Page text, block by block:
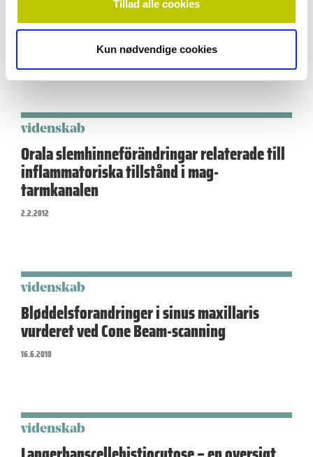
Tillad alle cookies
Kun nødvendige cookies
Några hudsjukdomar och dess orala
manifestationer
videnskab
Orala slemhinneförändringar relaterade till
inflammatoriska tillstånd i mag-
tarmkanalen
2.2.2012
videnskab
Bløddelsforandringer i sinus maxillaris
vurderet ved Cone Beam-scanning
16.6.2010
videnskab